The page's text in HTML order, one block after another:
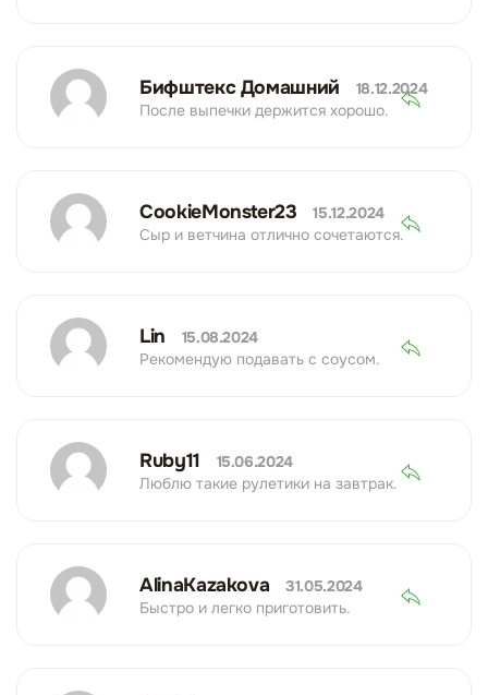
Бифштекс Домашний
18.12.2024
После выпечки держится хорошо.
CookieMonster23
15.12.2024
Сыр и ветчина отлично сочетаются.
Lin
15.08.2024
Рекомендую подавать с соусом.
Ruby11
15.06.2024
Люблю такие рулетики на завтрак.
AlinaKazakova
31.05.2024
Быстро и легко приготовить.